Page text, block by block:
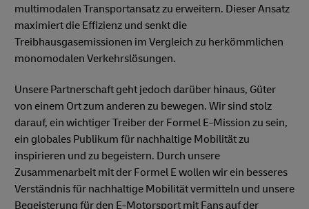
multimodalen Transportansatz zu erweitern. Dieser Ansatz
maximiert die Effizienz und senkt die
Treibhausgasemissionen im Vergleich zu herkömmlichen
monomodalen Verkehrslösungen.
Unsere Partnerschaft geht jedoch darüber hinaus, Güter
von einem Ort zum anderen zu bewegen. Wir sind stolz
darauf, ein wichtiger Treiber der Formel E-Mission zu sein,
ein globales Publikum für nachhaltige Mobilität zu
inspirieren und zu begeistern. Durch unsere
Zusammenarbeit mit der Formel E wollen wir ein besseres
Verständnis für nachhaltige Mobilität vermitteln und unsere
Begeisterung für den E-Motorsport mit Fans auf der